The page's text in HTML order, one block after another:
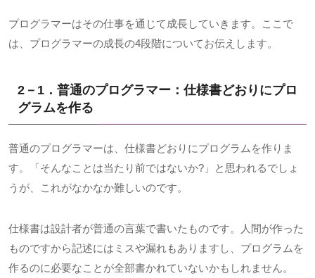
プログラマーはその仕事を通じて成長していきます。ここで
は、プログラマーの成長の4段階についてお伝えします。
2－1．普通のプログラマー：仕様書どおりにプロ
グラムを作る
普通のプログラマーは、仕様書どおりにプログラムを作りま
す。「そんなことは当たり前ではないか? 」と思われるでしょ
うが、これがなかなか難しいのです。
仕様書は設計者が普通の言葉で書いたものです。人間が作った
ものですから記述にはミスや漏れもありますし、プログラムを
作るのに必要なことが全部書かれていないかもしれません。